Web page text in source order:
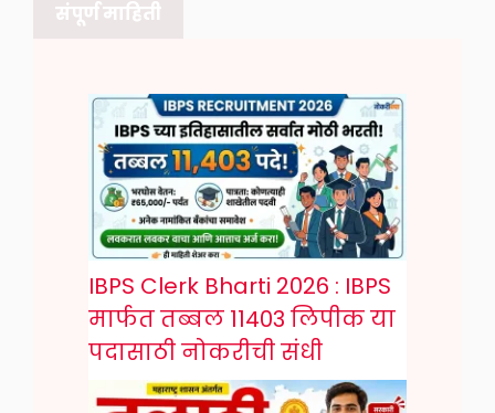
संपूर्ण माहिती
IBPS Clerk Bharti 2026 : IBPS
मार्फत तब्बल 11403 लिपीक या
पदासाठी नोकरीची संधी